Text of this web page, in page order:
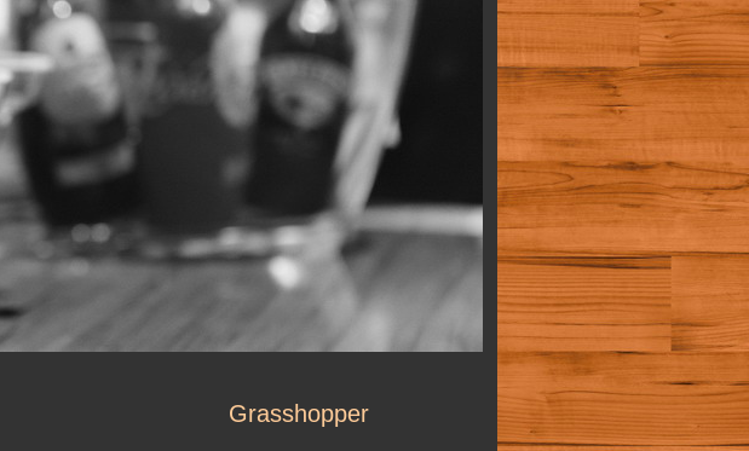
Grasshopper